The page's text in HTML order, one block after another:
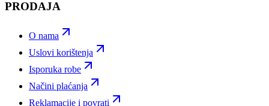
PRODAJA
O nama
Uslovi korištenja
Isporuka robe
Načini plaćanja
Reklamacije i povrati